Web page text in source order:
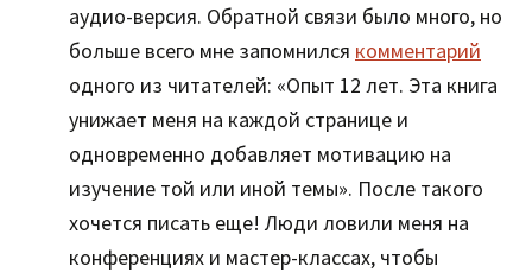
аудио-версия. Обратной связи было много, но
больше всего мне запомнился комментарий
одного из читателей: «Опыт 12 лет. Эта книга
унижает меня на каждой странице и
одновременно добавляет мотивацию на
изучение той или иной темы». После такого
хочется писать еще! Люди ловили меня на
конференциях и мастер-классах, чтобы